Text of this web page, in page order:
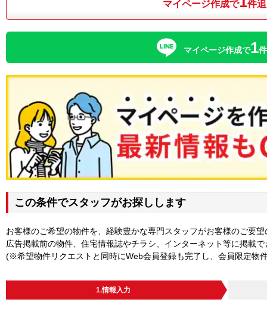
マイページ作成で 件追
マイページ作成で1
この条件でスタッフがお探しします
お客様のご希望の物件を、経験豊かな専門スタッフがお客様のご要望
広告掲載前の物件、住宅情報誌やチラシ、インターネット等に掲載
(※希望物件リクエストと同時にWeb会員登録も完了し、会員限定物
1.情報入力